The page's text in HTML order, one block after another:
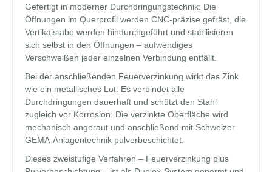
Gefertigt in moderner Durchdringungstechnik: Die
Öffnungen im Querprofil werden CNC-präzise gefräst, die
Vertikalstäbe werden hindurchgeführt und stabilisieren
sich selbst in den Öffnungen – aufwendiges
Verschweißen jeder einzelnen Verbindung entfällt.
Bei der anschließenden Feuerverzinkung wirkt das Zink
wie ein metallisches Lot: Es verbindet alle
Durchdringungen dauerhaft und schützt den Stahl
zugleich vor Korrosion. Die verzinkte Oberfläche wird
mechanisch angeraut und anschließend mit Schweizer
GEMA-Anlagentechnik pulverbeschichtet.
Dieses zweistufige Verfahren – Feuerverzinkung plus